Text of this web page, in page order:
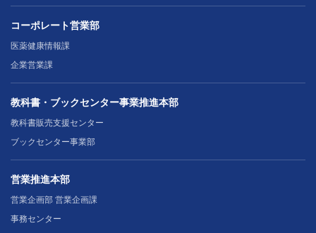
コーポレート営業部
医薬健康情報課
企業営業課
教科書・ブックセンター事業推進本部
教科書販売支援センター
ブックセンター事業部
営業推進本部
営業企画部 営業企画課
事務センター